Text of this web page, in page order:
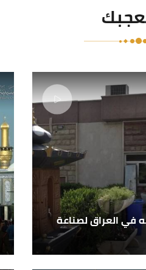
في العراق لصناعة